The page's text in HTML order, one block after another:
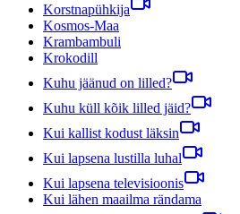
Korstnapühkija
Kosmos-Maa
Krambambuli
Krokodill
Kuhu jäänud on lilled?
Kuhu küll kõik lilled jäid?
Kui kallist kodust läksin
Kui lapsena lustilla luhal
Kui lapsena televisioonis
Kui lähen maailma rändama